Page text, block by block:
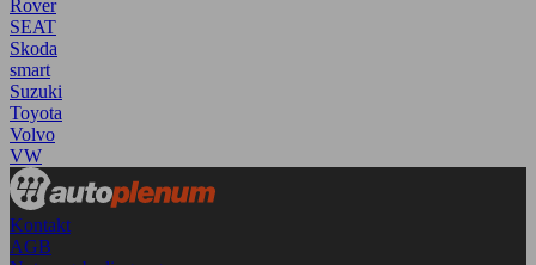
Rover
SEAT
Skoda
smart
Suzuki
Toyota
Volvo
VW
Kontakt
AGB